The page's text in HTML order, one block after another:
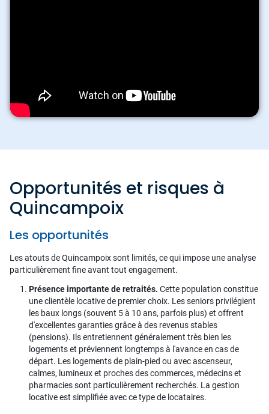
Opportunités et risques à
Quincampoix
Les opportunités
Les atouts de Quincampoix sont limités, ce qui impose une analyse
particulièrement fine avant tout engagement.
Présence importante de retraités. Cette population constitue
une clientèle locative de premier choix. Les seniors privilégient
les baux longs (souvent 5 à 10 ans, parfois plus) et offrent
d'excellentes garanties grâce à des revenus stables
(pensions). Ils entretiennent généralement très bien les
logements et préviennent longtemps à l'avance en cas de
départ. Les logements de plain-pied ou avec ascenseur,
calmes, lumineux et proches des commerces, médecins et
pharmacies sont particulièrement recherchés. La gestion
locative est simplifiée avec ce type de locataires.